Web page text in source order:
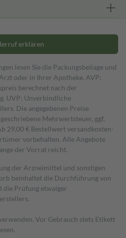
erklären
lesen Sie die Packungsbeilage und
oder in Ihrer Apotheke. AVP:
berechnet nach der
UVP: Unverbindliche
Die angegebenen Preise
Mehrwertsteuer, ggf.
29,00 € Bestell­wert versand­kosten­
vorbehalten. Alle Angebote
der Vorrat reicht.
der Arzneimittel und sonstigen
beinhaltet die Durchführung von
die Prüfung etwaiger
Vor Gebrauch stets Etikett